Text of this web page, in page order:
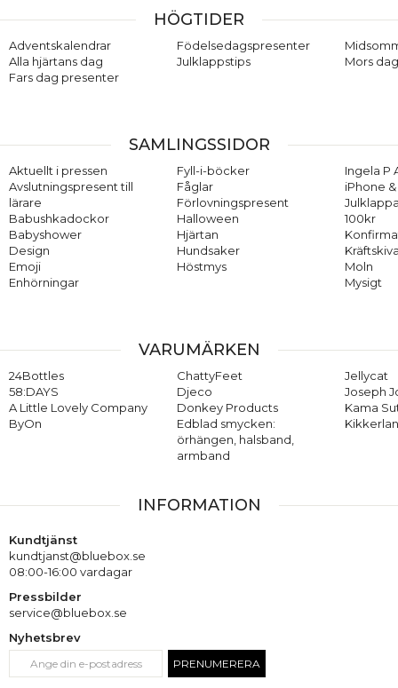
HÖGTIDER
Adventskalendrar
Alla hjärtans dag
Fars dag presenter
Födelsedagspresenter
Julklappstips
Mors
SAMLINGSSIDOR
Aktuellt i pressen
Avslutningspresent till
lärare
Babushkadockor
Babyshower
Design
Emoji
Enhörningar
Fyll-i-böcker
Fåglar
Förlovningspresent
Halloween
Hjärtan
Hundsaker
Höstmys
Ingela P
iPhone
100kr
Moln
Mysigt
VARUMÄRKEN
24Bottles
58:DAYS
A Little Lovely Company
ByOn
ChattyFeet
Djeco
Donkey Products
Edblad smycken:
örhängen, halsband,
armband
Jellycat
Joseph
Kama
INFORMATION
Kundtjänst
kundtjanst@bluebox.se
08:00-16:00 vardagar
Pressbilder
service@bluebox.se
Nyhetsbrev
PRENUMERERA